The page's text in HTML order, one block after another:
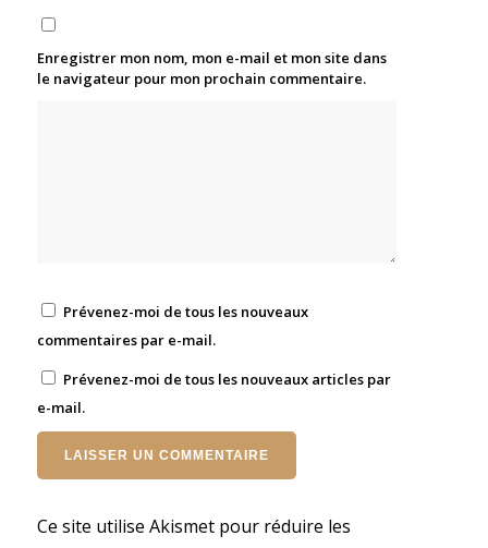
Enregistrer mon nom, mon e-mail et mon site dans
le navigateur pour mon prochain commentaire.
Prévenez-moi de tous les nouveaux
commentaires par e-mail.
Prévenez-moi de tous les nouveaux articles par
e-mail.
Ce site utilise Akismet pour réduire les